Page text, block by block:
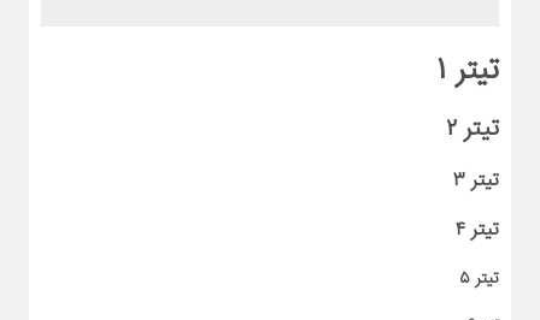
تیتر ۱
تیتر ۲
تیتر ۳
تیتر ۴
تیتر ۵